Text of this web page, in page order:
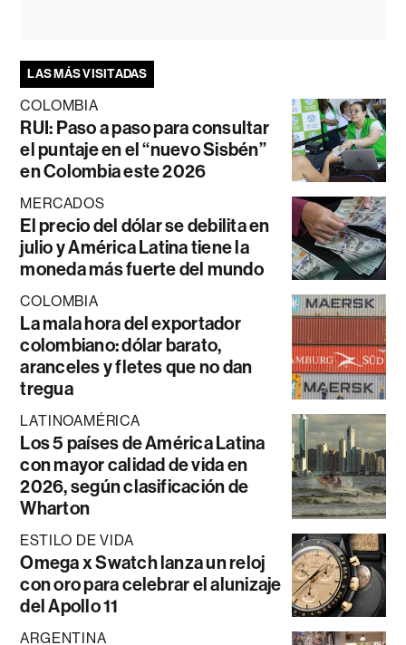
LAS MÁS VISITADAS
COLOMBIA
RUI: Paso a paso para consultar
el puntaje en el “nuevo Sisbén”
en Colombia este 2026
MERCADOS
El precio del dólar se debilita en
julio y América Latina tiene la
moneda más fuerte del mundo
COLOMBIA
La mala hora del exportador
colombiano: dólar barato,
aranceles y fletes que no dan
tregua
LATINOAMÉRICA
Los 5 países de América Latina
con mayor calidad de vida en
2026, según clasificación de
Wharton
ESTILO DE VIDA
Omega x Swatch lanza un reloj
con oro para celebrar el alunizaje
del Apollo 11
ARGENTINA